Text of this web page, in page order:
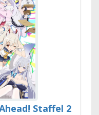
Staffel 2